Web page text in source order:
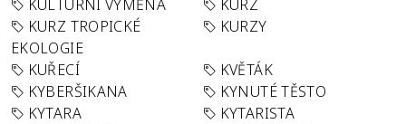
KULTURNÍ VÝMĚNA
KURZ
KURZ TROPICKÉ
EKOLOGIE
KURZY
KUŘECÍ
KVĚTÁK
KYBERŠIKANA
KYNUTÉ TĚSTO
KYTARA
KYTARISTA